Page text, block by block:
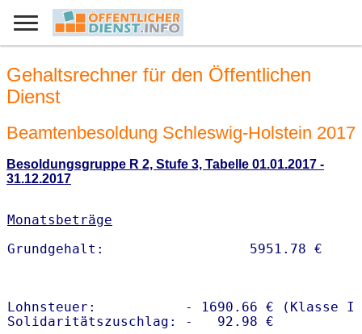
Gehaltsrechner für den Öffentlichen
Dienst
Beamtenbesoldung Schleswig-Holstein 2017
Besoldungsgruppe R 2, Stufe 3, Tabelle 01.01.2017 -
31.12.2017
Monatsbeträge
Lohnsteuer:           - 1690.66 € (Klasse I)
Solidaritätszuschlag: -   92.98 €